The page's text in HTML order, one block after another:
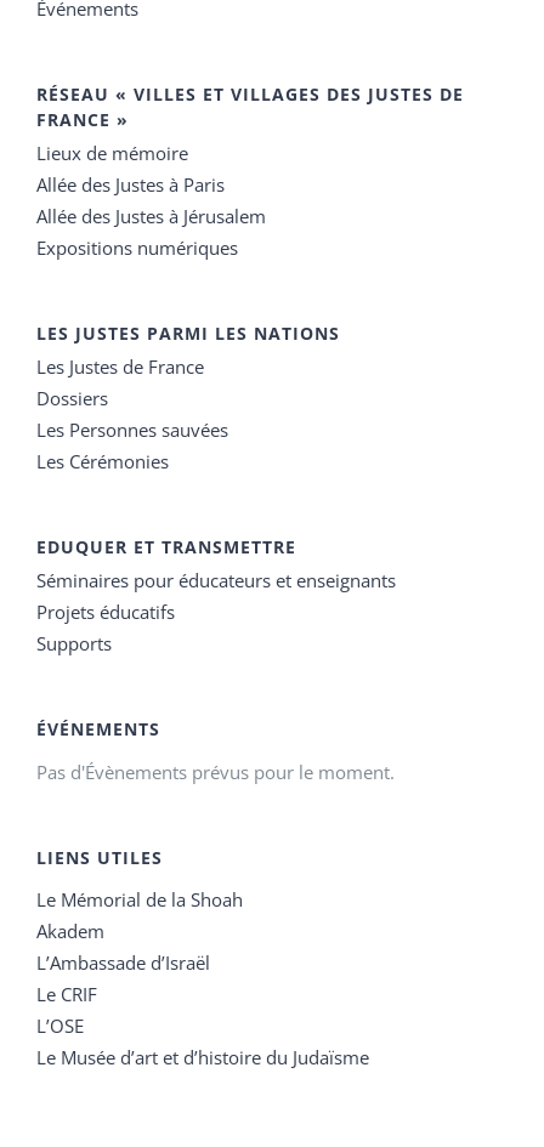
Événements
RÉSEAU « VILLES ET VILLAGES DES JUSTES DE
FRANCE »
Lieux de mémoire
Allée des Justes à Paris
Allée des Justes à Jérusalem
Expositions numériques
LES JUSTES PARMI LES NATIONS
Les Justes de France
Dossiers
Les Personnes sauvées
Les Cérémonies
EDUQUER ET TRANSMETTRE
Séminaires pour éducateurs et enseignants
Projets éducatifs
Supports
ÉVÉNEMENTS
Pas d'Évènements prévus pour le moment.
LIENS UTILES
Le Mémorial de la Shoah
Akadem
L’Ambassade d’Israël
Le CRIF
L’OSE
Le Musée d’art et d’histoire du Judaïsme